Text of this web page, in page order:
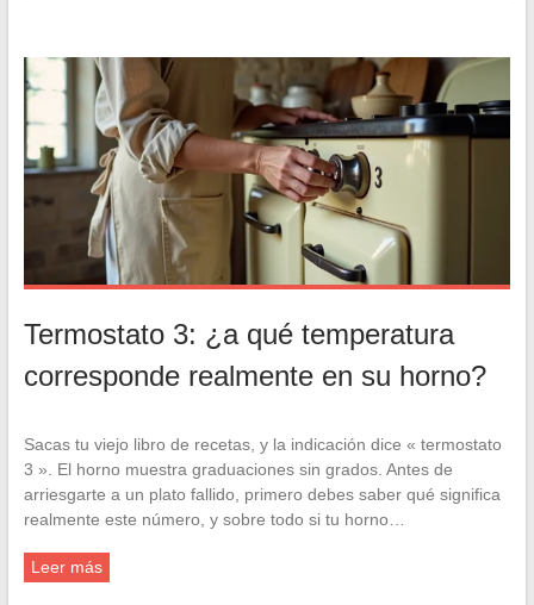
Termostato 3: ¿a qué temperatura
corresponde realmente en su horno?
Sacas tu viejo libro de recetas, y la indicación dice « termostato
3 ». El horno muestra graduaciones sin grados. Antes de
arriesgarte a un plato fallido, primero debes saber qué significa
realmente este número, y sobre todo si tu horno…
Leer más